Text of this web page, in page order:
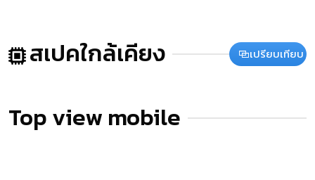
สเปคใกล้เคียง เปรียบเทียบ
Top view mobile